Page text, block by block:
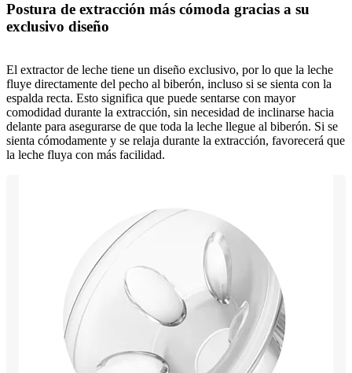
Postura de extracción más cómoda gracias a su
exclusivo diseño
El extractor de leche tiene un diseño exclusivo, por lo que la leche
fluye directamente del pecho al biberón, incluso si se sienta con la
espalda recta. Esto significa que puede sentarse con mayor
comodidad durante la extracción, sin necesidad de inclinarse hacia
delante para asegurarse de que toda la leche llegue al biberón. Si se
sienta cómodamente y se relaja durante la extracción, favorecerá que
la leche fluya con más facilidad.